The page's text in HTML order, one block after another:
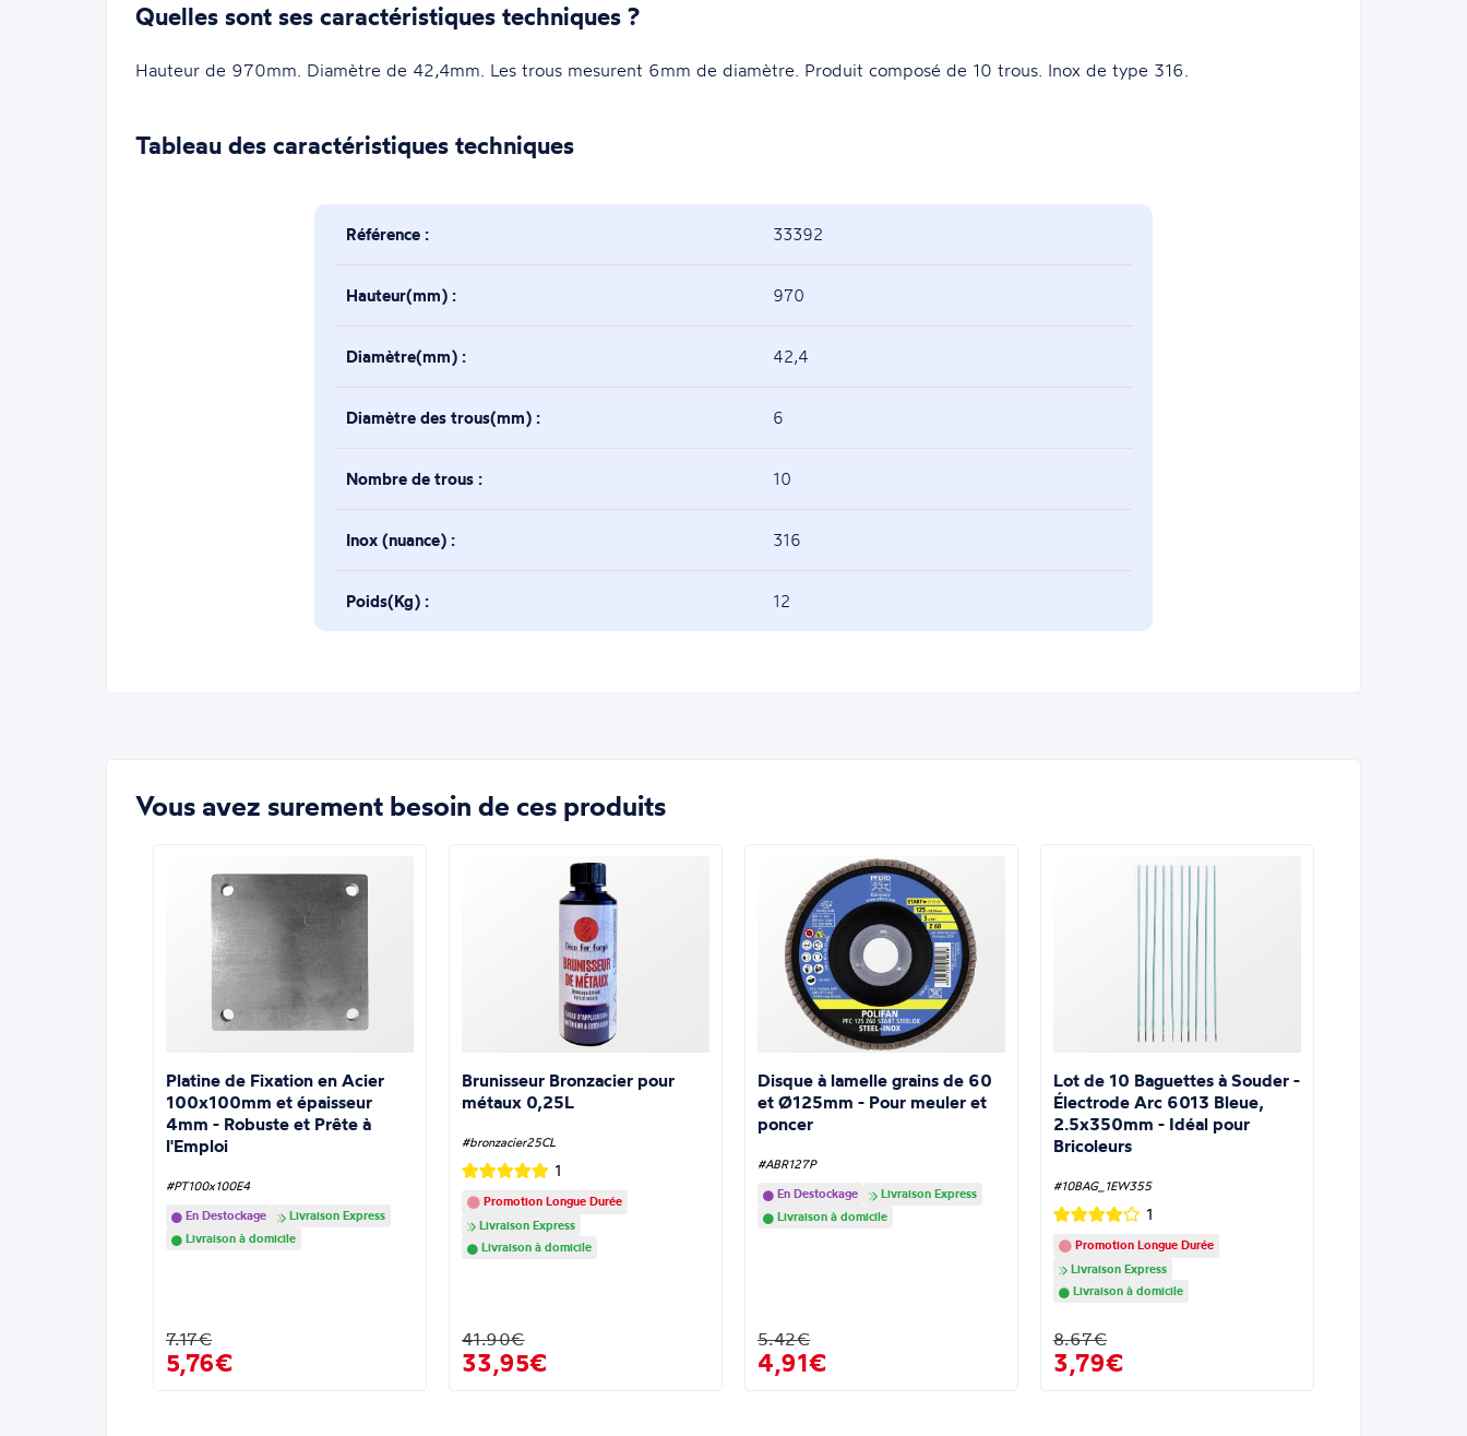
Quelles sont ses caractéristiques techniques ?
Hauteur de 970mm. Diamètre de 42,4mm. Les trous mesurent 6mm de diamètre. Produit composé de 10 trous. Inox de type 316.
Tableau des caractéristiques techniques
Référence : 33392
Hauteur(mm) : 970
Diamètre(mm) : 42,4
Diamètre des trous(mm) : 6
Nombre de trous : 10
Inox (nuance) : 316
Poids(Kg) : 12
Vous avez surement besoin de ces produits
Platine de Fixation en Acier
100x100mm et épaisseur
4mm - Robuste et Prête à
l'Emploi
#PT100x100E4
En Destockage
Livraison Express
Livraison à domicile
7.17€
5,76€
Brunisseur Bronzacier pour
métaux 0,25L
#bronzacier25CL
1
Promotion Longue Durée
Livraison Express
Livraison à domicile
41.90€
33,95€
Disque à lamelle grains de 60
et Ø125mm - Pour meuler et
poncer
#ABR127P
En Destockage
Livraison Express
Livraison à domicile
5.42€
4,91€
Lot de 10 Baguettes à Souder -
Électrode Arc 6013 Bleue,
2.5x350mm - Idéal pour
Bricoleurs
#10BAG_1EW355
1
Promotion Longue Durée
Livraison Express
Livraison à domicile
8.67€
3,79€